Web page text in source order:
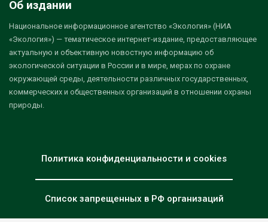
Об издании
Национальное информационное агентство «Экология» (НИА
«Экология») — тематическое интернет-издание, предоставляющее
актуальную и объективную новостную информацию об
экологической ситуации в России и в мире, мерах по охране
окружающей среды, деятельности различных государственных,
коммерческих и общественных организаций в отношении охраны
природы.
Политика конфиденциальности и cookies
Список запрещенных в РФ организаций